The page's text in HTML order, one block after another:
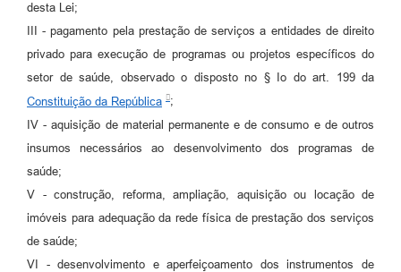
desta Lei;
III - pagamento pela prestação de serviços a entidades de direito
privado para execução de programas ou projetos específicos do
setor de saúde, observado o disposto no § Io do art. 199 da
Constituição da República
;
IV - aquisição de material permanente e de consumo e de outros
insumos necessários ao desenvolvimento dos programas de
saúde;
V - construção, reforma, ampliação, aquisição ou locação de
imóveis para adequação da rede física de prestação dos serviços
de saúde;
VI - desenvolvimento e aperfeiçoamento dos instrumentos de